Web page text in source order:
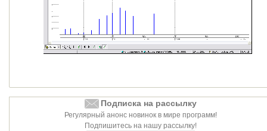
Подписка на рассылку
Регулярный анонс новинок в мире программ!
Подпишитесь на нашу рассылку!